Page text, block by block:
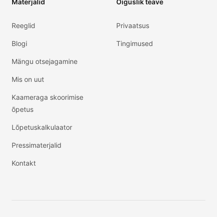
Materjalid
Reeglid
Blogi
Mängu otsejagamine
Mis on uut
Kaameraga skoorimise
õpetus
Lõpetuskalkulaator
Pressimaterjalid
Kontakt
Õiguslik teave
Privaatsus
Tingimused